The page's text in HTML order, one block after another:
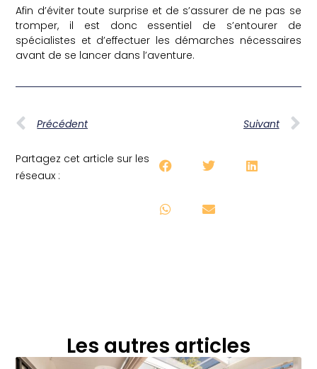
Afin d’éviter toute surprise et de s’assurer de ne pas se
tromper, il est donc essentiel de s’entourer de
spécialistes et d’effectuer les démarches nécessaires
avant de se lancer dans l’aventure.
Précédent Suivant
Partagez cet article sur les
réseaux :
Les autres articles